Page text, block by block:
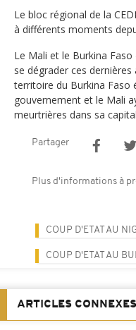
Le bloc régional de la
à différents moments
Le Mali et le Burkina
se dégrader ces
territoire du Burkina Faso
gouvernement et le Mali
meurtrières dans sa
Partager
Plus d'informations à
COUP D'ETAT AU
COUP D'ETAT AU
ARTICLES CONNEXES